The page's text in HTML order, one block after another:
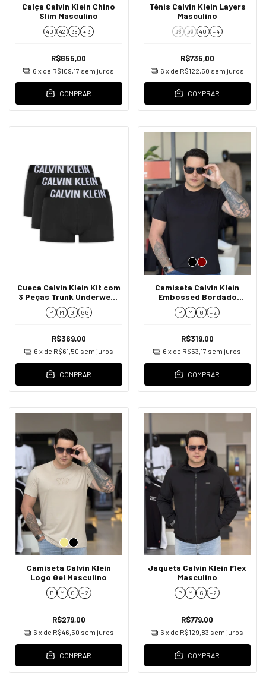
Calça Calvin Klein Chino
Slim Masculino
40 42 38 + 3
R$655,00
6 x de R$109,17 sem juros
COMPRAR
Tênis Calvin Klein Layers
Masculino
38 39 40 + 4
R$735,00
6 x de R$122,50 sem juros
COMPRAR
Cueca Calvin Klein Kit com
3 Peças Trunk Underwear
Intense Power Masculino
P M G GG
R$369,00
6 x de R$61,50 sem juros
COMPRAR
Camiseta Calvin Klein
Embossed Bordado
Masculino
P M G + 2
R$319,00
6 x de R$53,17 sem juros
COMPRAR
Camiseta Calvin Klein
Logo Gel Masculino
P M G + 2
R$279,00
6 x de R$46,50 sem juros
COMPRAR
Jaqueta Calvin Klein Flex
Masculino
P M G + 2
R$779,00
6 x de R$129,83 sem juros
COMPRAR